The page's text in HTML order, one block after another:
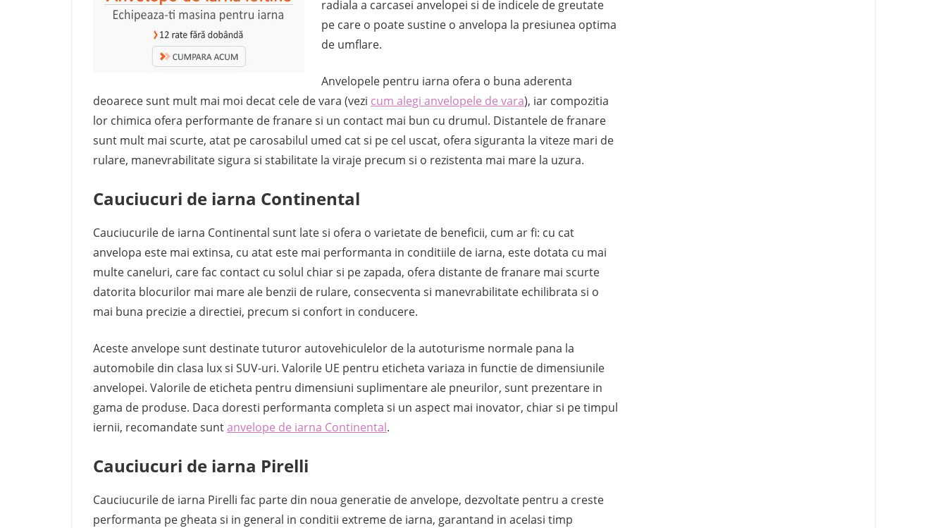
radiala a carcasei anvelopei si de indicele de greutate
pe care o poate sustine o anvelopa la presiunea optima
de umflare.
Anvelopele pentru iarna ofera o buna aderenta
deoarece sunt mult mai moi decat cele de vara (vezi cum alegi anvelopele de vara), iar compozitia
lor chimica ofera performante de franare si un contact mai bun cu drumul. Distantele de franare
sunt mult mai scurte, atat pe carosabilul umed cat si pe cel uscat, ofera siguranta la viteze mari de
rulare, manevrabilitate sigura si stabilitate la viraje precum si o rezistenta mai mare la uzura.
Cauciucuri de iarna Continental
Cauciucurile de iarna Continental sunt late si ofera o varietate de beneficii, cum ar fi: cu cat
anvelopa este mai extinsa, cu atat este mai performanta in conditiile de iarna, este dotata cu mai
multe caneluri, care fac contact cu solul chiar si pe zapada, ofera distante de franare mai scurte
datorita blocurilor mai mare ale benzii de rulare, consecventa si manevrabilitate echilibrata si o
mai buna precizie a directiei, precum si confort in conducere.
Aceste anvelope sunt destinate tuturor autovehiculelor de la autoturisme normale pana la
automobile din clasa lux si SUV-uri. Valorile UE pentru eticheta variaza in functie de dimensiunile
anvelopei. Valorile de eticheta pentru dimensiuni suplimentare ale pneurilor, sunt prezentare in
gama de produse. Daca doresti performanta completa si un aspect mai inovator, chiar si pe timpul
iernii, recomandate suntanvelope de iarna Continental.
Cauciucuri de iarna Pirelli
Cauciucurile de iarna Pirelli fac parte din noua generatie de anvelope, dezvoltate pentru a creste
performanta pe gheata si in general in conditii extreme de iarna, garantand in acelasi timp